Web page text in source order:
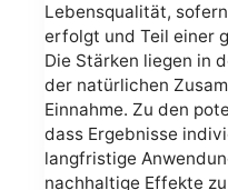
Lebensqualität,
erfolgt und Teil einer
Die Stärken liegen in
der natürlichen
Einnahme. Zu den
dass Ergebnisse
langfristige
nachhaltige Effekte